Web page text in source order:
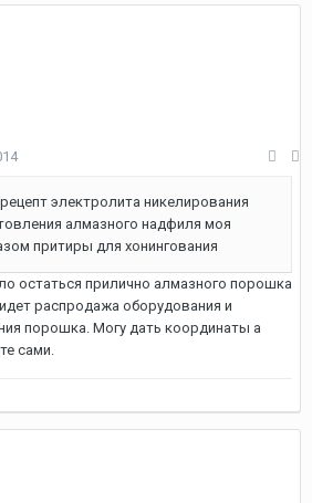
электролита никелирования
алмазного надфиля моя
притиры для хонингования
остаться прилично алмазного порошка
распродажа оборудования и
порошка. Могу дать координаты а
сами.